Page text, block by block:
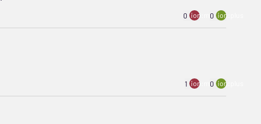
0 ion:minus
0 ion:plus
1 ion:minus
0 ion:plus